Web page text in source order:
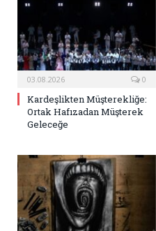
03.08.2026 0
Kardeşlikten Müşterekliğe:
Ortak Hafızadan Müşterek
Geleceğe